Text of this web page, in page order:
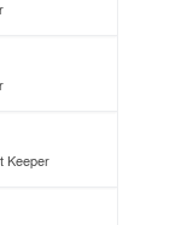
Keeper